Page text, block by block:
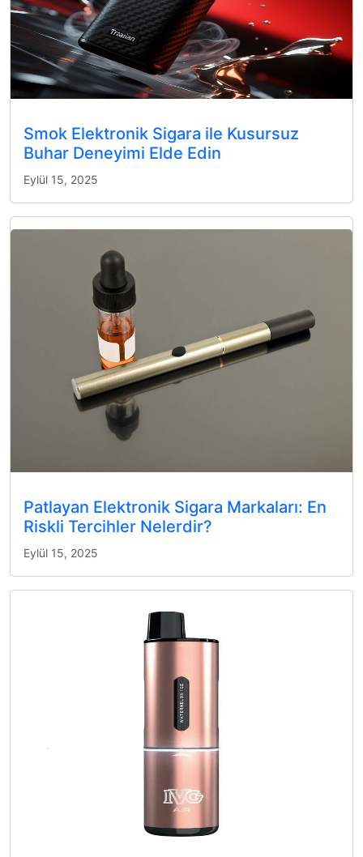
Smok Elektronik Sigara ile Kusursuz
Buhar Deneyimi Elde Edin
Eylül 15, 2025
Patlayan Elektronik Sigara Markaları: En
Riskli Tercihler Nelerdir?
Eylül 15, 2025